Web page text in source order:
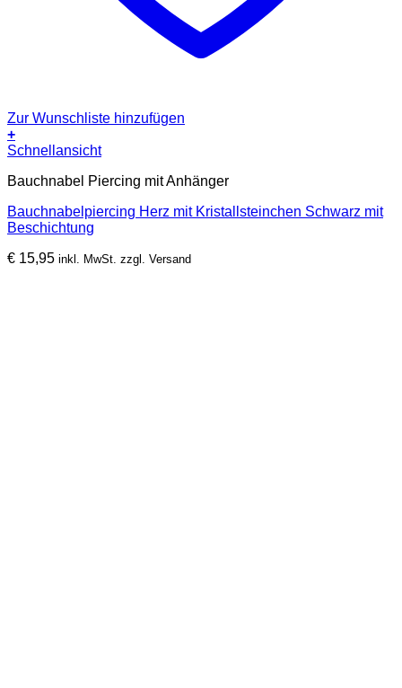
Zur Wunschliste hinzufügen
+
Schnellansicht
Bauchnabel Piercing mit Anhänger
Bauchnabelpiercing Herz mit Kristallsteinchen Schwarz mit
Beschichtung
€ 15,95 inkl. MwSt. zzgl. Versand